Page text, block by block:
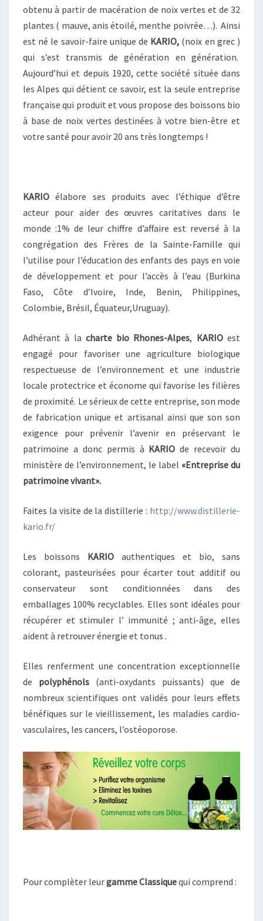
D
E
N
O
I
X
R
T
E
E
P
L
A
T
E
S
N
U
R
E
L
E
S
E
T
obtenu à partir de macération de noix vertes et de 32
plantes ( mauve, anis étoilé, menthe poivrée…). Ainsi
est né le savoir-faire unique de KARIO, (noix en grec )
qui s’est transmis de génération en génération.
Aujourd’hui et depuis 1920, cette société située dans
les Alpes qui détient ce savoir, est la seule entreprise
française qui produit et vous propose des boissons bio
à base de noix vertes destinées à votre bien-être et
votre santé pour avoir 20 ans très longtemps !
KARIO élabore ses produits avec l’éthique d’être
acteur pour aider des œuvres caritatives dans le
monde :1% de leur chiffre d’affaire est reversé à la
congrégation des Frères de la Sainte-Famille qui
l’utilise pour l’éducation des enfants des pays en voie
de développement et pour l’accès à l’eau (Burkina
Faso, Côte d’Ivoire, Inde, Benin, Philippines,
Colombie, Brésil, Équateur,Uruguay).
Adhérant à la charte bio Rhones-Alpes, KARIOest
engagé pour favoriser une agriculture biologique
respectueuse de l’environnement et une industrie
locale protectrice et économe qui favorise les filières
de proximité. Le sérieux de cette entreprise, son mode
de fabrication unique et artisanal ainsi que son son
exigence pour prévenir l’avenir en préservant le
patrimoine a donc permis à KARIOde recevoir du
ministère de l’environnement, le label «Entreprise du
patrimoine vivant».
Faites la visite de la distillerie : http://www.distillerie-
kario.fr/
Les boissons KARIO authentiques et bio, sans
colorant, pasteurisées pour écarter tout additif ou
conservateur sont conditionnées dans des
emballages 100% recyclables. Elles sont idéales pour
récupérer et stimuler l’ immunité ; anti-âge, elles
aident à retrouver énergie et tonus .
Elles renferment une concentration exceptionnelle
de polyphénols (anti-oxydants puissants) que de
nombreux scientifiques ont validés pour leurs effets
bénéfiques sur le vieillissement, les maladies cardio-
vasculaires, les cancers, l’ostéoporose.
Pour complèter leurgamme Classiquequi comprend :